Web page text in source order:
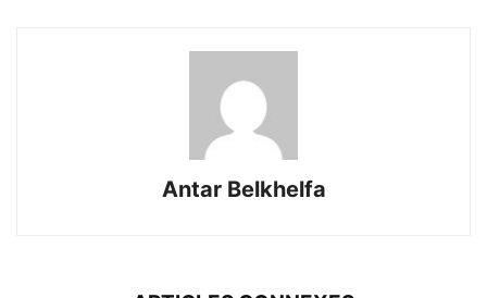
Antar Belkhelfa